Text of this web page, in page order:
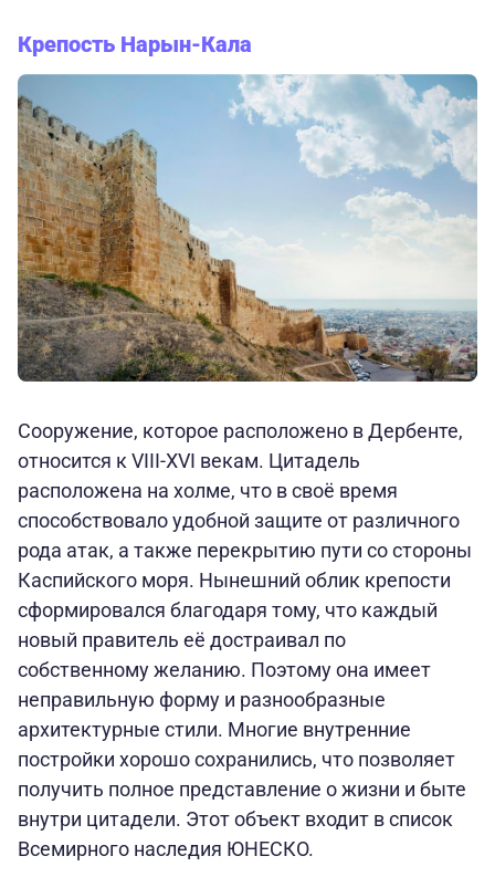
Крепость Нарын-Кала
Сооружение, которое расположено в Дербенте,
относится к VIII-XVI векам. Цитадель
расположена на холме, что в своё время
способствовало удобной защите от различного
рода атак, а также перекрытию пути со стороны
Каспийского моря. Нынешний облик крепости
сформировался благодаря тому, что каждый
новый правитель её достраивал по
собственному желанию. Поэтому она имеет
неправильную форму и разнообразные
архитектурные стили. Многие внутренние
постройки хорошо сохранились, что позволяет
получить полное представление о жизни и быте
внутри цитадели. Этот объект входит в список
Всемирного наследия ЮНЕСКО.